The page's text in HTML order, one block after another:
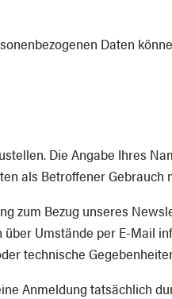
Daten
Die Angabe Ihres
als Betroffener Gebrauch
zum Bezug unseres
Umstände per E-Mail
technische
Anmeldung tatsächlich